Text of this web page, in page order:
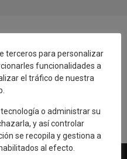
en Google
terceros para personalizar
funcionalidades a
el tráfico de nuestra
o administrar su
y así controlar
se recopila y gestiona a
al efecto.